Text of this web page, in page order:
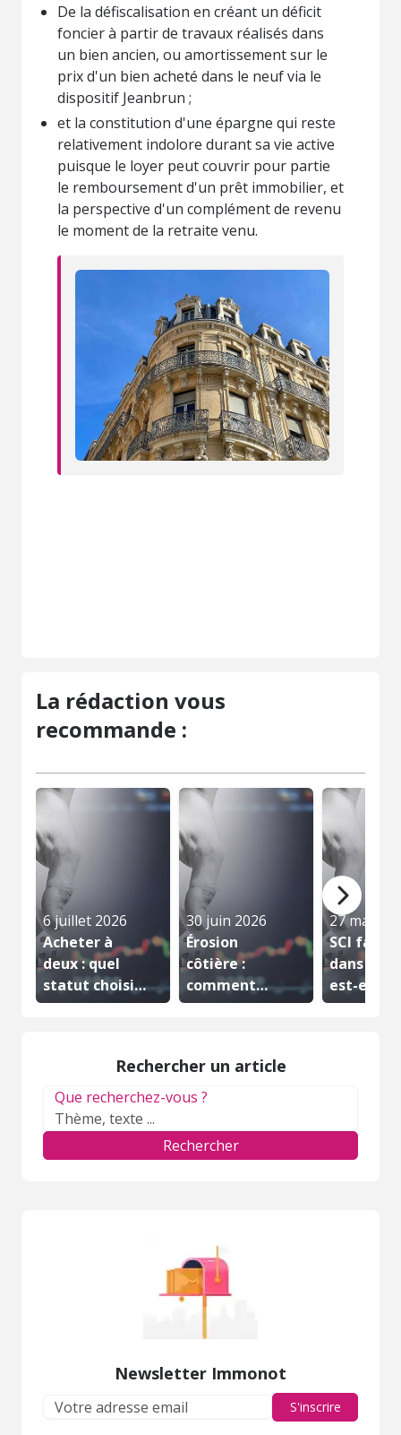
De la défiscalisation en créant un déficit
foncier à partir de travaux réalisés dans
un bien ancien, ou amortissement sur le
prix d'un bien acheté dans le neuf via le
dispositif Jeanbrun ;
et la constitution d'une épargne qui reste
relativement indolore durant sa vie active
puisque le loyer peut couvrir pour partie
le remboursement d'un prêt immobilier, et
la perspective d'un complément de revenu
le moment de la retraite venu.
La rédaction vous
recommande :
6 juillet 2026
Acheter à
deux : quel
statut choisir
pour votre...
30 juin 2026
Érosion
côtière :
comment
acheter en
27 mai
SCI
dans
est-elle
Rechercher un article
Que recherchez-vous ?
Rechercher
Newsletter Immonot
S'inscrire